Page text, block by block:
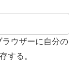
ウザーに自分の
する。